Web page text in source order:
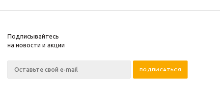
Подписывайтесь
на новости и акции